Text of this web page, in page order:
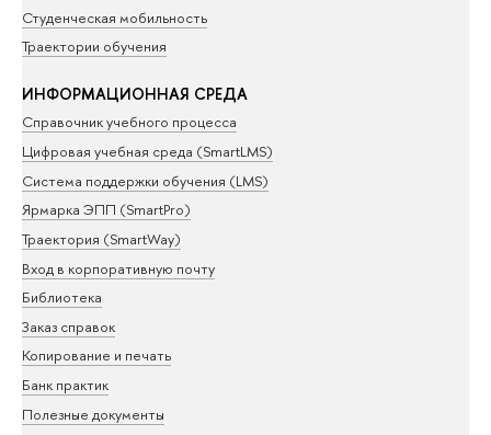
Студенческая мобильность
Траектории обучения
ИНФОРМАЦИОННАЯ СРЕДА
Справочник учебного процесса
Цифровая учебная среда (SmartLMS)
Система поддержки обучения (LMS)
Ярмарка ЭПП (SmartPro)
Траектория (SmartWay)
Вход в корпоративную почту
Библиотека
Заказ справок
Копирование и печать
Банк практик
Полезные документы